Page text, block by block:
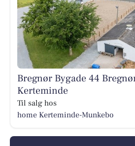
Bregnør Bygade 44
Kerteminde
Til salg hos
home Kerteminde-Munkebo